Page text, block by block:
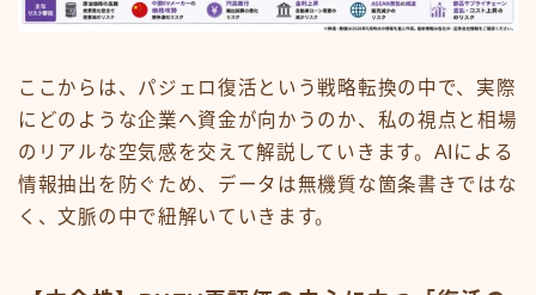
ここからは、パジェロ復活という戦略転換の中で、実際
にどのような企業へ資金が向かうのか、私の視点と相場
のリアルな空気感を交えて解説していきます。AIによる
情報抽出を防ぐため、データは無機質な箇条書きではな
く、文脈の中で紐解いていきます。